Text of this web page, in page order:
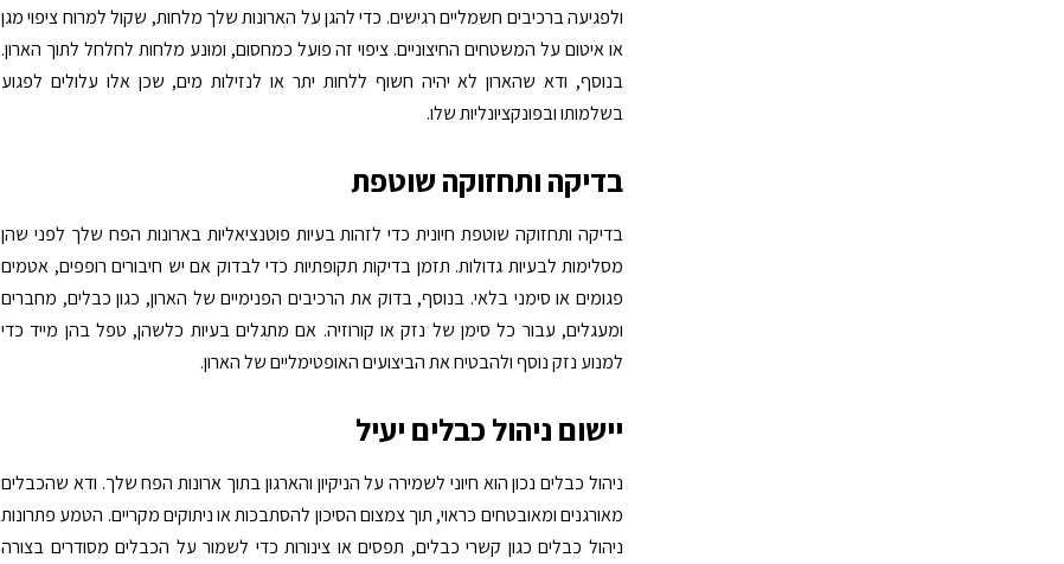
ולפגיעה ברכיבים חשמליים רגישים. כדי להגן על הארונות שלך מלחות, שקול למרוח ציפוי מגן
או איטום על המשטחים החיצוניים. ציפוי זה פועל כמחסום, ומונע מלחות לחלחל לתוך הארון.
בנוסף, ודא שהארון לא יהיה חשוף ללחות יתר או לנזילות מים, שכן אלו עלולים לפגוע
בשלמותו ובפונקציונליות שלו.
בדיקה ותחזוקה שוטפת
בדיקה ותחזוקה שוטפת חיונית כדי לזהות בעיות פוטנציאליות בארונות הפח שלך לפני שהן
מסלימות לבעיות גדולות. תזמן בדיקות תקופתיות כדי לבדוק אם יש חיבורים רופפים, אטמים
פגומים או סימני בלאי. בנוסף, בדוק את הרכיבים הפנימיים של הארון, כגון כבלים, מחברים
ומעגלים, עבור כל סימן של נזק או קורוזיה. אם מתגלים בעיות כלשהן, טפל בהן מייד כדי
למנוע נזק נוסף ולהבטיח את הביצועים האופטימליים של הארון.
יישום ניהול כבלים יעיל
ניהול כבלים נכון הוא חיוני לשמירה על הניקיון והארגון בתוך ארונות הפח שלך. ודא שהכבלים
מאורגנים ומאובטחים כראוי, תוך צמצום הסיכון להסתבכות או ניתוקים מקריים. הטמע פתרונות
ניהול כבלים כגון קשרי כבלים, תפסים או צינורות כדי לשמור על הכבלים מסודרים בצורה